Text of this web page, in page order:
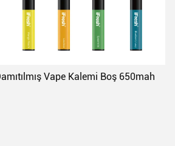
Vape Kalemi Boş 650mah